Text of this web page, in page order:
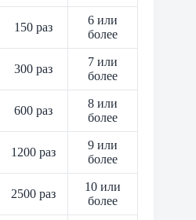
150 раз
6 или
более
300 раз
7 или
более
600 раз
8 или
более
1200 раз
9 или
более
2500 раз
10 или
более